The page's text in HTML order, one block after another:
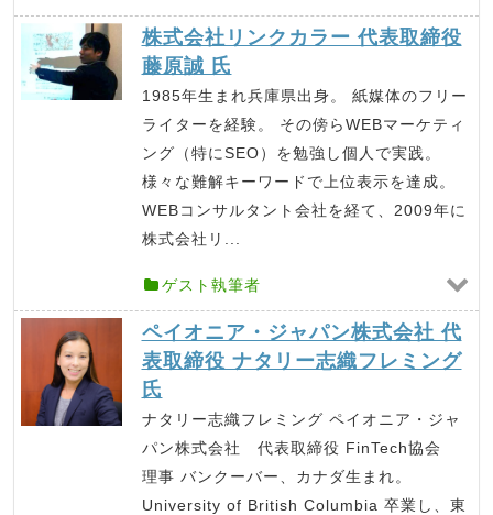
株式会社リンクカラー 代表取締役
藤原誠 氏
1985年生まれ兵庫県出身。 紙媒体のフリー
ライターを経験。 その傍らWEBマーケティ
ング（特にSEO）を勉強し個人で実践。
様々な難解キーワードで上位表示を達成。
WEBコンサルタント会社を経て、2009年に
株式会社リ...
ゲスト執筆者
ペイオニア・ジャパン株式会社 代
表取締役 ナタリー志織フレミング
氏
ナタリー志織フレミング ペイオニア・ジャ
パン株式会社 代表取締役 FinTech協会
理事 バンクーバー、カナダ生まれ。
University of British Columbia 卒業し、東